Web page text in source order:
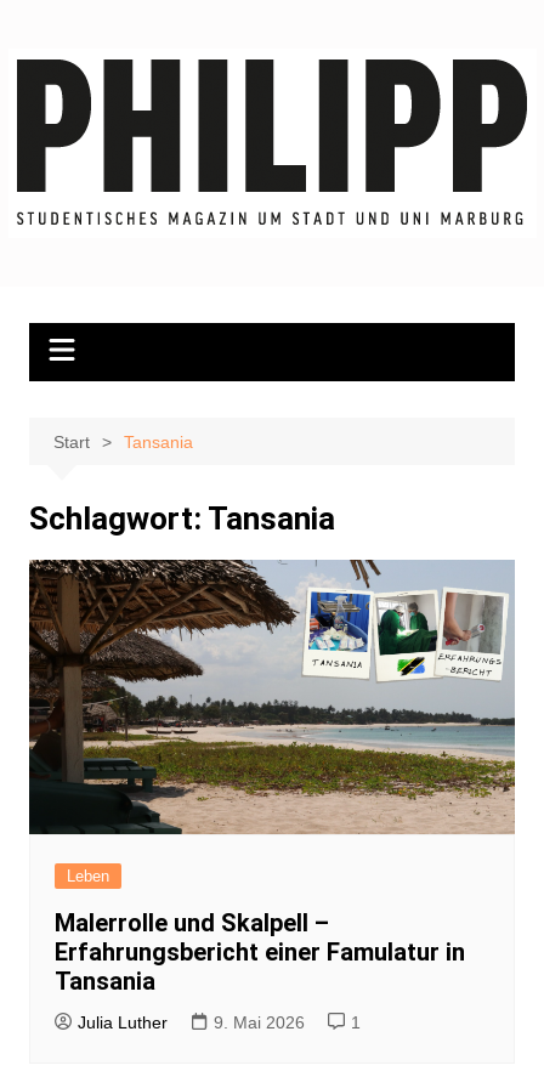
Start Tansania
Schlagwort: Tansania
Leben
Malerrolle und Skalpell –
Erfahrungsbericht einer Famulatur in
Tansania
Julia Luther 9. Mai 2026 1